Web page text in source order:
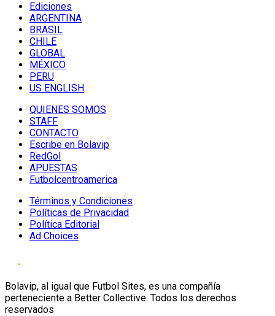
Ediciones
ARGENTINA
BRASIL
CHILE
GLOBAL
MÉXICO
PERU
US ENGLISH
QUIENES SOMOS
STAFF
CONTACTO
Escribe en Bolavip
RedGol
APUESTAS
Futbolcentroamerica
Términos y Condiciones
Políticas de Privacidad
Política Editorial
Ad Choices
Bolavip, al igual que Futbol Sites, es una compañía
perteneciente a Better Collective. Todos los derechos
reservados